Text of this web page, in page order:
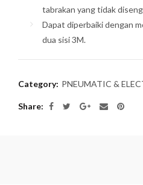
tabrakan yang tidak
Dapat diperbaiki dengan
dua sisi 3M.
Category: PNEUMATIC &
Share